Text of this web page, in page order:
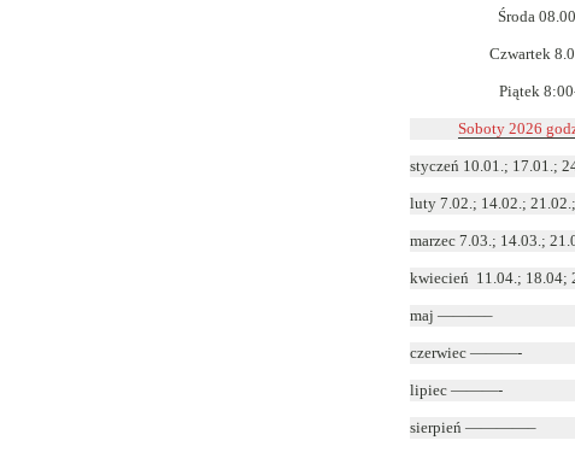
Środa
Czwartek
Piątek
Soboty 2026
styczeń 10.01.; 17.01.;
luty 7.02.; 14.02.;
marzec 7.03.; 14.03.;
kwiecień 11.04.; 18.04;
maj ———–
czerwiec ———-
lipiec ———-
sierpień ————–